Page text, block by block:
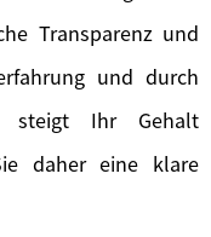
Transparenz und
und durch
steigt Ihr Gehalt
daher eine klare